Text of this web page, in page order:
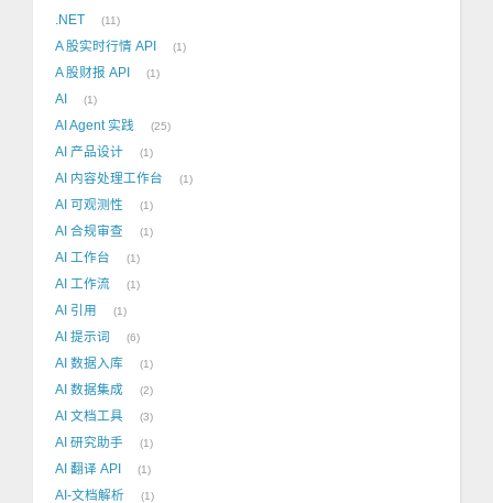
.NET 11
A 股实时行情 API 1
A 股财报 API 1
AI 1
AI Agent 实践 25
AI 产品设计 1
AI 内容处理工作台 1
AI 可观测性 1
AI 合规审查 1
AI 工作台 1
AI 工作流 1
AI 引用 1
AI 提示词 6
AI 数据入库 1
AI 数据集成 2
AI 文档工具 3
AI 研究助手 1
AI 翻译 API 1
AI-文档解析 1